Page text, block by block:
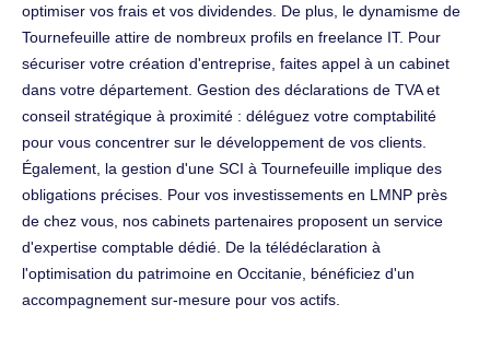
optimiser vos frais et vos dividendes. De plus, le dynamisme de
Tournefeuille attire de nombreux profils en freelance IT. Pour
sécuriser votre création d'entreprise, faites appel à un cabinet
dans votre département. Gestion des déclarations de TVA et
conseil stratégique à proximité : déléguez votre comptabilité
pour vous concentrer sur le développement de vos clients.
Également, la gestion d'une SCI à Tournefeuille implique des
obligations précises. Pour vos investissements en LMNP près
de chez vous, nos cabinets partenaires proposent un service
d'expertise comptable dédié. De la télédéclaration à
l'optimisation du patrimoine en Occitanie, bénéficiez d'un
accompagnement sur-mesure pour vos actifs.